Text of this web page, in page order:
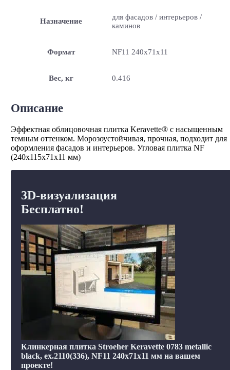
Назначение
для фасадов / интерьеров /
каминов
Формат NF11 240x71x11
Вес, кг 0.416
Описание
Эффектная облицовочная плитка Keravette® с насыщенным
темным оттенком. Морозоустойчивая, прочная, подходит для
оформления фасадов и интерьеров. Угловая плитка NF
(240x115x71x11 мм)
3D-визуализация
Бесплатно!
Клинкерная плитка Stroeher Keravette 0783 metallic
black, ex.2110(336), NF11 240x71x11 мм на вашем
проекте!